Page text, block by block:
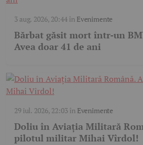
3 aug. 2026, 20:44în Evenimente
Bărbat găsit mort într-un
Avea doar 41 de ani
29 iul. 2026, 22:03în Evenimente
Doliu în Aviația Militară
pilotul militar Mihai Vîrdol!